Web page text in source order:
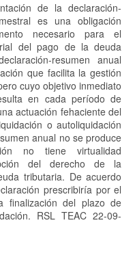
de la declaración-
es una obligación
necesario para el
del pago de la deuda
resumen anual
que facilita la gestión
cuyo objetivo inmediato
en cada período de
actuación fehaciente del
o autoliquidación
anual no se produce
no tiene virtualidad
del derecho de la
tributaria. De acuerdo
prescribiría por el
finalización del plazo de
RSL TEAC 22-09-